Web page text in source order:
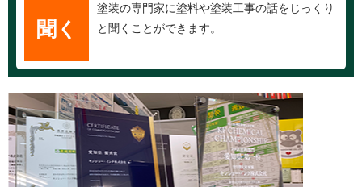
聞く
塗装の専門家に塗料や塗装工事の話をじっくり
と聞くことができます。